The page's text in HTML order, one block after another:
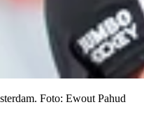
Foto: Ewout Pahud